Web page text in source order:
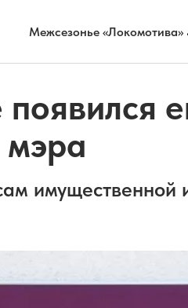
Межсезонье «Локомотива»
появился
мэра
имущественной